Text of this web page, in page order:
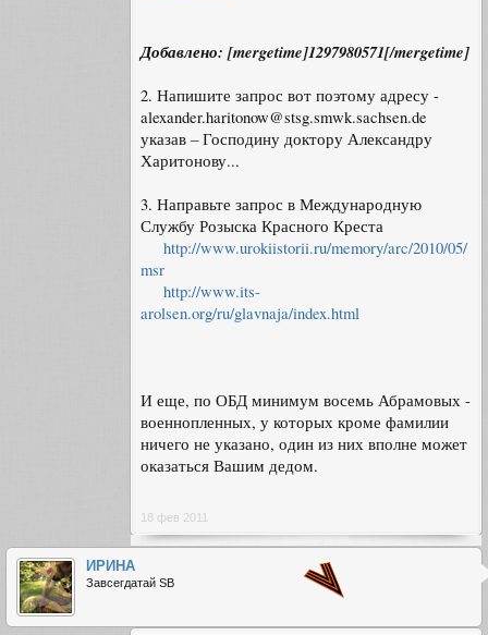
Добавлено: [mergetime]1297980571[/mergetime]
2. Напишите запрос вот поэтому адресу -
alexander.haritonow@stsg.smwk.sachsen.de
указав – Господину доктору Александру
Харитонову...
3. Направьте запрос в Международную
Службу Розыска Красного Креста
http://www.urokiistorii.ru/memory/arc/2010/05/
msr
http://www.its-
arolsen.org/ru/glavnaja/index.html
И еще, по ОБД минимум восемь Абрамовых -
военнопленных, у которых кроме фамилии
ничего не указано, один из них вполне может
оказаться Вашим дедом.
18 фев 2011
ИРИНА
Завсегдатай SB